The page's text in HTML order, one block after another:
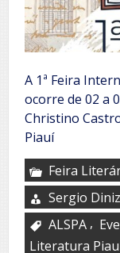
A 1ª Feira
ocorre de 02 a
Christino
Piauí
Feira
Sergio
ALSPA ,
Literatura